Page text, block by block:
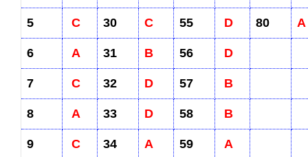
5 C 30 C 55 D 80 A
6 A 31 B 56 D
7 C 32 D 57 B
8 A 33 D 58 B
9 C 34 A 59 A